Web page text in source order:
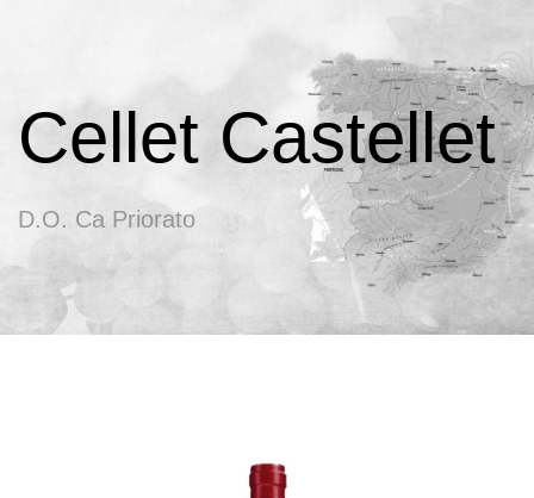
Cellet Castellet
D.O. Ca Priorato